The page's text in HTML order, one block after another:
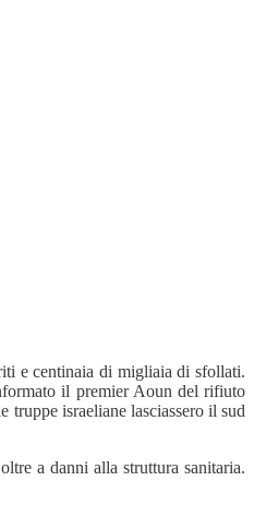
e centinaia di migliaia di sfollati.
il premier Aoun del rifiuto
truppe israeliane lasciassero il sud
a danni alla struttura sanitaria.